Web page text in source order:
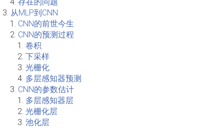
从MLP到CNN
CNN的前世今生
CNN的预测过程
卷积
下采样
光栅化
多层感知器预测
CNN的参数估计
多层感知器层
光栅化层
池化层